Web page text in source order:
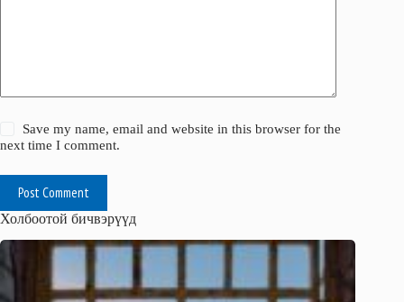
Save my name, email and website in this browser for the
next time I comment.
Post Comment
Холбоотой бичвэрүүд